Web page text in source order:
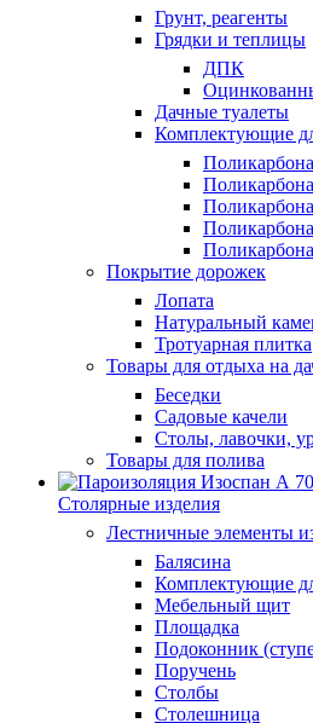
Грунт, реагенты
Грядки и теплицы
ДПК
Дачные туалеты
Комплектующие
Покрытие дорожек
Лопата
Натуральный
Тротуарная плитка
Товары для отдыха на
Беседки
Садовые качели
Столы, лавочки,
Товары для полива
Столярные изделия
Лестничные элементы
Балясина
Комплектующие
Мебельный щит
Площадка
Подоконник
Поручень
Столбы
Столешница